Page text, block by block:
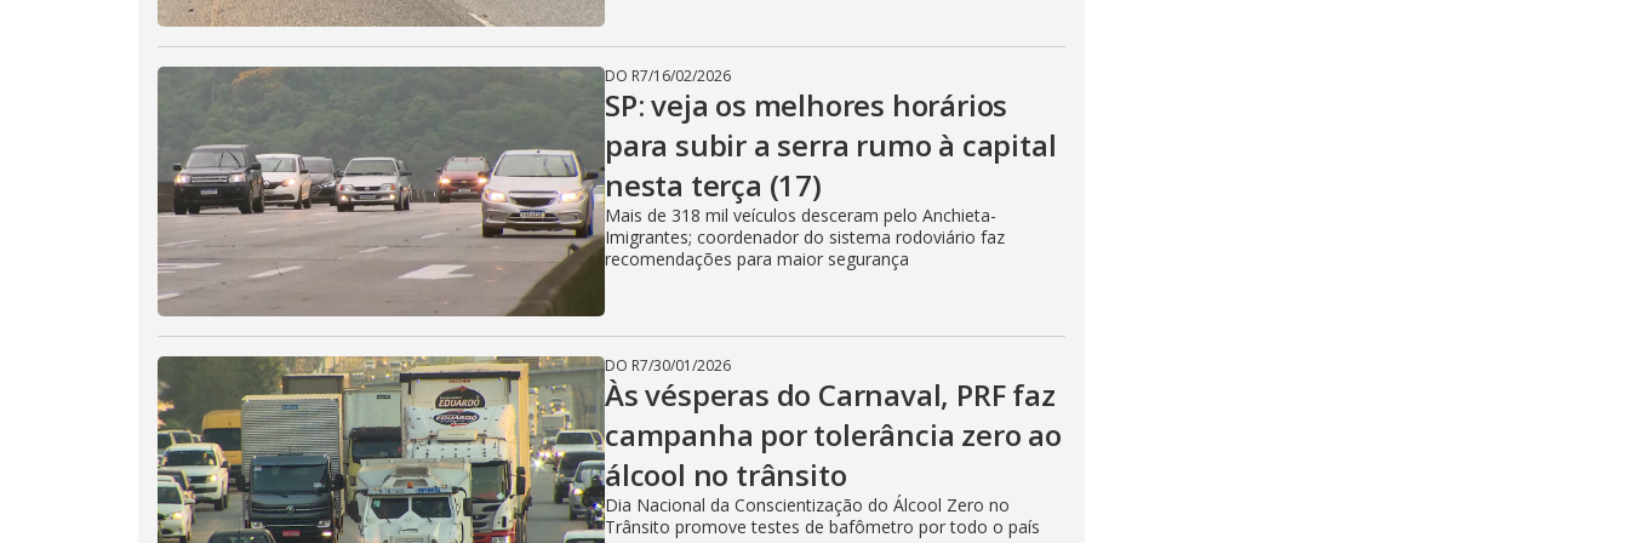
DO R7/16/02/2026
SP: veja os melhores horários
para subir a serra rumo à capital
nesta terça (17)
Mais de 318 mil veículos desceram pelo Anchieta-
Imigrantes; coordenador do sistema rodoviário faz
recomendações para maior segurança
DO R7/30/01/2026
Às vésperas do Carnaval, PRF faz
campanha por tolerância zero ao
álcool no trânsito
Dia Nacional da Conscientização do Álcool Zero no
Trânsito promove testes de bafômetro por todo o país